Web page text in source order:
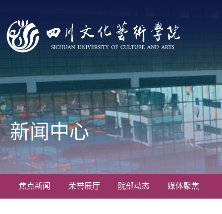
焦点新闻 荣誉展厅 院部动态 媒体聚焦
新闻中心